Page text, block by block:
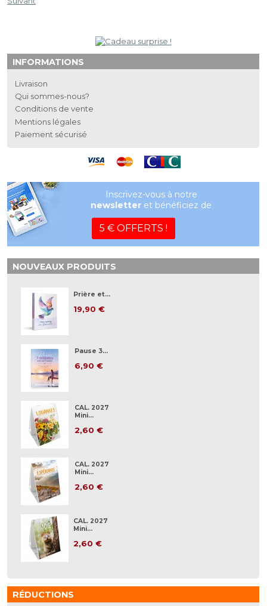
INFORMATIONS
Livraison
Qui sommes-nous?
Conditions de vente
Mentions légales
Paiement sécurisé
Inscrivez-vous à notre
newsletter et bénéficiez de
5 € OFFERTS !
NOUVEAUX PRODUITS
Prière et...
19,90 €
Pause 3...
6,90 €
CAL. 2027
Mini...
2,60 €
CAL. 2027
Mini...
2,60 €
CAL. 2027
Mini...
2,60 €
RÉDUCTIONS